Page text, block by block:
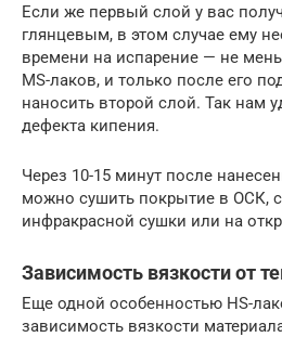
Если же первый слой у вас
глянцевым, в этом случае ему
времени на испарение — не
MS-лаков, и только после его
наносить второй слой. Так нам
дефекта кипения.
Через 10-15 минут после
можно сушить покрытие в ОСК,
инфракрасной сушки или на
Зависимость вязкости от
Еще одной особенностью HS-
зависимость вязкости